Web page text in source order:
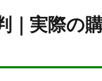
｜実際の